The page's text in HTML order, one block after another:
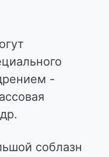
-
соблазн